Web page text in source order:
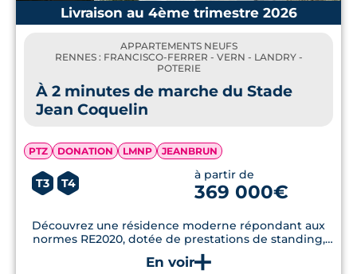
Livraison au 4ème trimestre 2026
APPARTEMENTS NEUFS
RENNES : FRANCISCO-FERRER - VERN - LANDRY -
POTERIE
À 2 minutes de marche du Stade
Jean Coquelin
PTZ DONATION LMNP JEANBRUN
T3 T4
à partir de
369 000€
Découvrez une résidence moderne répondant aux
normes RE2020, dotée de prestations de standing,
incluant parking et espaces verts paysagers, à
quelques pas des services essentiels.